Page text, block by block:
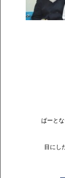
ぱーと
目にし